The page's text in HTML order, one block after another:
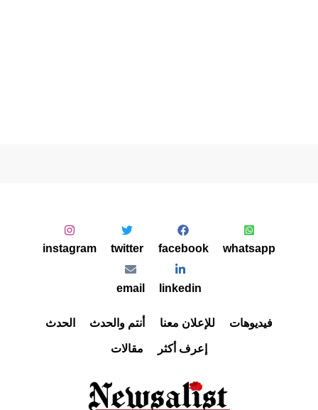
فيديوهات للإعلان معنا أنتم والحدث
الحدث
إعرف أكثر
مقالات
whatsapp
facebook
twitter
instagram
linkedin
email